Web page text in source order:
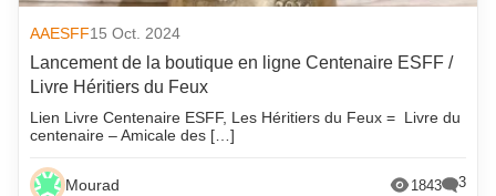
AAESFF15 Oct. 2024
Lancement de la boutique en ligne Centenaire ESFF /
Livre Héritiers du Feux
Lien Livre Centenaire ESFF, Les Héritiers du Feux = Livre du
centenaire – Amicale des […]
Mourad 1843 3